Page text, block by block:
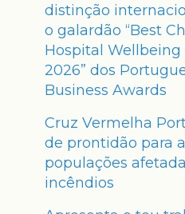
distinção
o galardão “Best
Hospital
2026” dos
Business Awards
Cruz Vermelha
de prontidão para
populações
incêndios